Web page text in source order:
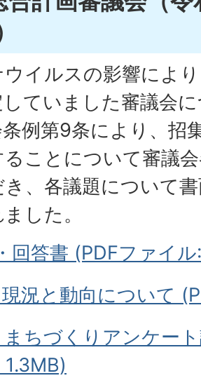
イルスの影響によ
ていました審議会
例第9条により、招
ことについて審議
、各議題について
した。
回答書 (PDFファイ
況と動向について
ちづくりアンケー
1.3MB)